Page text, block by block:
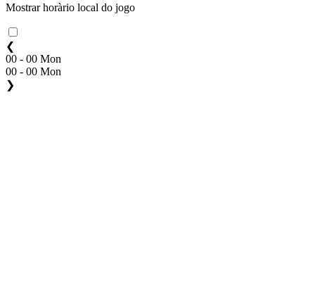
Mostrar horàrio local do jogo
❮
00 - 00 Mon
00 - 00 Mon
❯